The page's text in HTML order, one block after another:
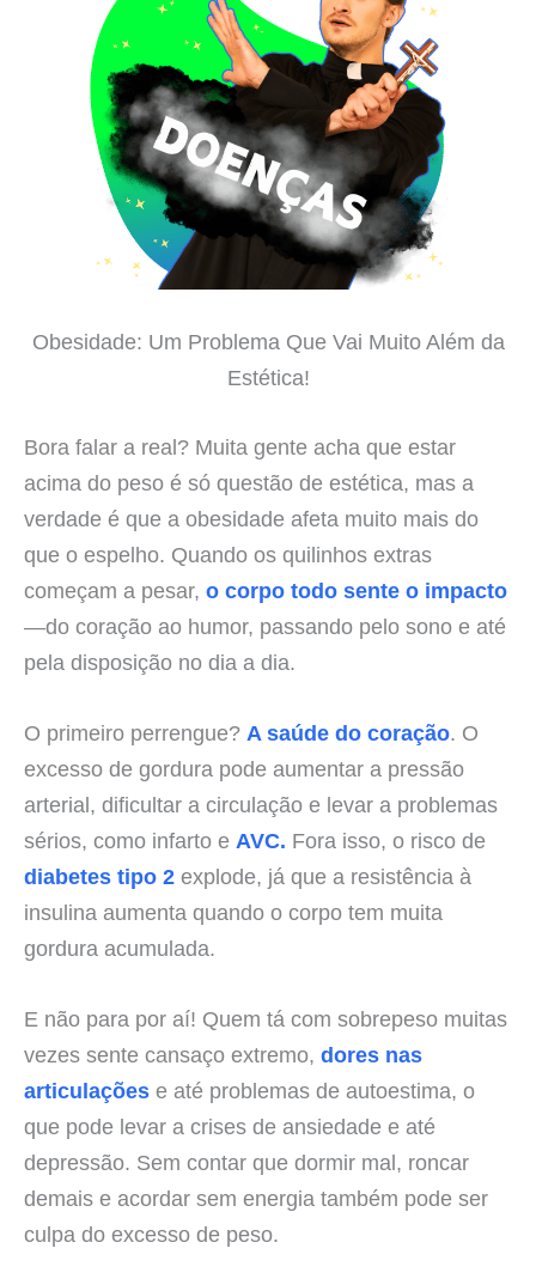
Obesidade: Um Problema Que Vai Muito Além da
Estética!
Bora falar a real? Muita gente acha que estar
acima do peso é só questão de estética, mas a
verdade é que a obesidade afeta muito mais do
que o espelho. Quando os quilinhos extras
começam a pesar, o corpo todo sente o impacto
—do coração ao humor, passando pelo sono e até
pela disposição no dia a dia.
O primeiro perrengue? A saúde do coração. O
excesso de gordura pode aumentar a pressão
arterial, dificultar a circulação e levar a problemas
sérios, como infarto e AVC. Fora isso, o risco de
diabetes tipo 2 explode, já que a resistência à
insulina aumenta quando o corpo tem muita
gordura acumulada.
E não para por aí! Quem tá com sobrepeso muitas
vezes sente cansaço extremo, dores nas
articulações e até problemas de autoestima, o
que pode levar a crises de ansiedade e até
depressão. Sem contar que dormir mal, roncar
demais e acordar sem energia também pode ser
culpa do excesso de peso.